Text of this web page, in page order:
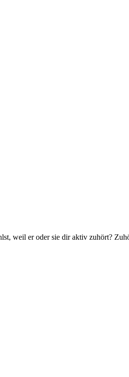
weil er oder sie dir aktiv zuhört?